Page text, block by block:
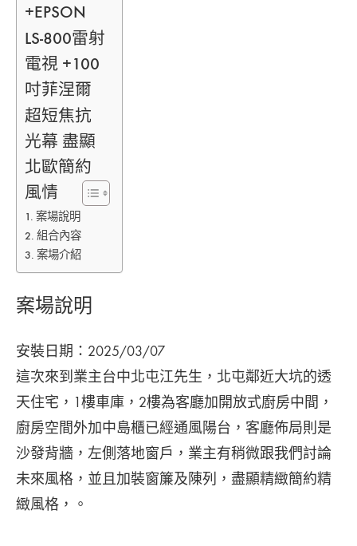
+EPSON
LS-800雷射
電視 +100
吋菲涅爾
超短焦抗
光幕 盡顯
北歐簡約
風情
案場說明
組合內容
案場介紹
案場說明
安裝日期：2025/03/07
這次來到業主台中北屯江先生，北屯鄰近大坑的透
天住宅，1樓車庫，2樓為客廳加開放式廚房中間，
廚房空間外加中島櫃已經通風陽台，客廳佈局則是
沙發背牆，左側落地窗戶，業主有稍微跟我們討論
未來風格，並且加裝窗簾及陳列，盡顯精緻簡約精
緻風格，。